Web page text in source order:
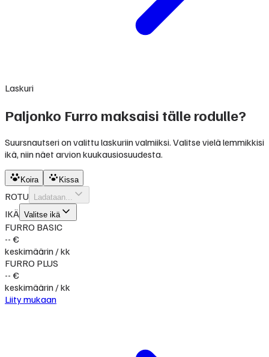
Laskuri
Paljonko Furro maksaisi tälle rodulle?
Suursnautseri on valittu laskuriin valmiiksi. Valitse vielä lemmikkisi
ikä, niin näet arvion kuukausiosuudesta.
Koira Kissa
ROTU Ladataan...
IKÄ Valitse ikä
FURRO BASIC
-- €
keskimäärin / kk
FURRO PLUS
-- €
keskimäärin / kk
Liity mukaan